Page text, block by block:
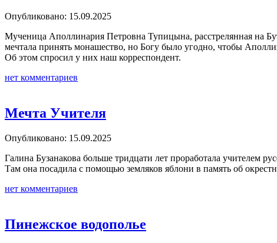
Опубликовано: 15.09.2025
Мученица Аполлинария Петровна Тупицына, расстрелянная на
мечтала принять монашество, но Богу было угодно, чтобы
Об этом спросил у них наш корреспондент.
нет комментариев
Мечта Учителя
Опубликовано: 15.09.2025
Галина Бузанакова больше тридцати лет проработала учителем
Там она посадила с помощью земляков яблони в память об
нет комментариев
Пинежское водополье